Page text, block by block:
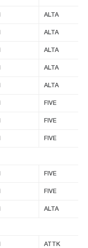
ALTA
ALTA
ALTA
ALTA
ALTA
FIVE
FIVE
FIVE
FIVE
FIVE
ALTA
ATTK